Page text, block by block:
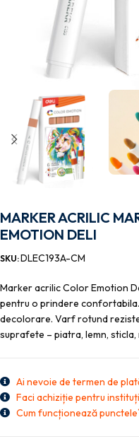
MARKER ACRILIC
EMOTION DELI
SKU:DLEC193A-CM
Marker acrilic Color Emotion
pentru o prindere
decolorare. Varf rotund
suprafete – piatra, lemn,
Ai nevoie de termen de
Faci achiziție pentru
Cum funcționează